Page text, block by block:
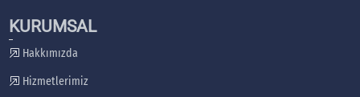
KURUMSAL
Hakkımızda
Hizmetlerimiz